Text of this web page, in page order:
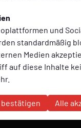
und
standardmäßig
Medien
auf diese Inhalte
werden
bestätigen Alle